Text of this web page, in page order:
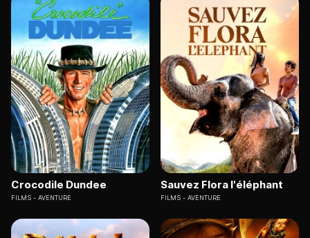
Crocodile Dundee
FILMS AVENTURE
Sauvez Flora l'éléphant
FILMS AVENTURE